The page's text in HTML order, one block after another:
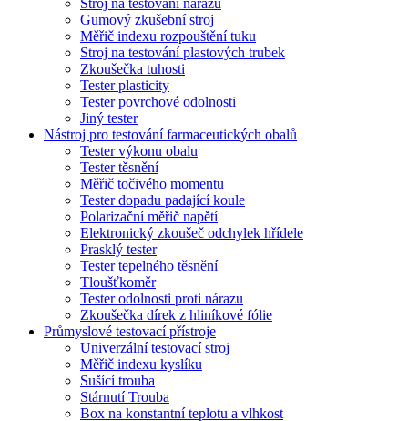
Gumový zkušební stroj
Měřič indexu rozpouštění tuku
Stroj na testování plastových trubek
Zkoušečka tuhosti
Tester plasticity
Tester povrchové odolnosti
Jiný tester
Nástroj pro testování farmaceutických obalů
Tester výkonu obalu
Tester těsnění
Měřič točivého momentu
Tester dopadu padající koule
Polarizační měřič napětí
Elektronický zkoušeč odchylek hřídele
Prasklý tester
Tester tepelného těsnění
Tloušťkoměr
Tester odolnosti proti nárazu
Zkoušečka dírek z hliníkové fólie
Průmyslové testovací přístroje
Univerzální testovací stroj
Měřič indexu kyslíku
Sušící trouba
Stárnutí Trouba
Box na konstantní teplotu a vlhkost